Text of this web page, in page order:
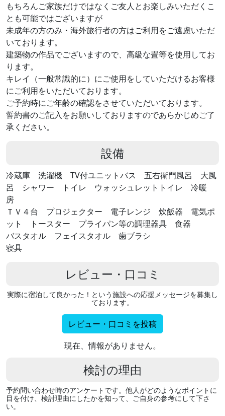
もちろんご家族だけではなくご友人とお楽しみいただくこ
とも可能ではございますが
未成年の方のみ・海外旅行者の方はご利用をご遠慮いただ
いております。
建築物の作品でございますので、高級な畳等を使用してお
ります。
キレイ（一般常識的に）にご使用をしていただけるお客様
にご利用をいただいております。
ご予約時にご年齢の確認をさせていただいております。
誓約書のご記入をお願いしておりますのであらかじめご了
承ください。
設備
冷蔵庫 洗濯機 TV付ユニットバス 五右衛門風呂 大風
呂 シャワー トイレ ウォッシュレットトイレ 冷暖
房
ＴＶ４台 プロジェクター 電子レンジ 炊飯器 電気ポ
ット トースター プライパン等の調理器具 食器
バスタオル フェイスタオル 歯ブラシ
寝具
レビュー・口コミ
実際に宿泊して良かった！という施設への応援メッセージを募集し
ております。
レビュー・口コミを投稿
現在、情報がありません。
検討の理由
予約問い合わせ時のアンケートです。他人がどのようなポイントに
目を付け、検討理由にしたかを知って、ご自身の参考にして下さ
い。